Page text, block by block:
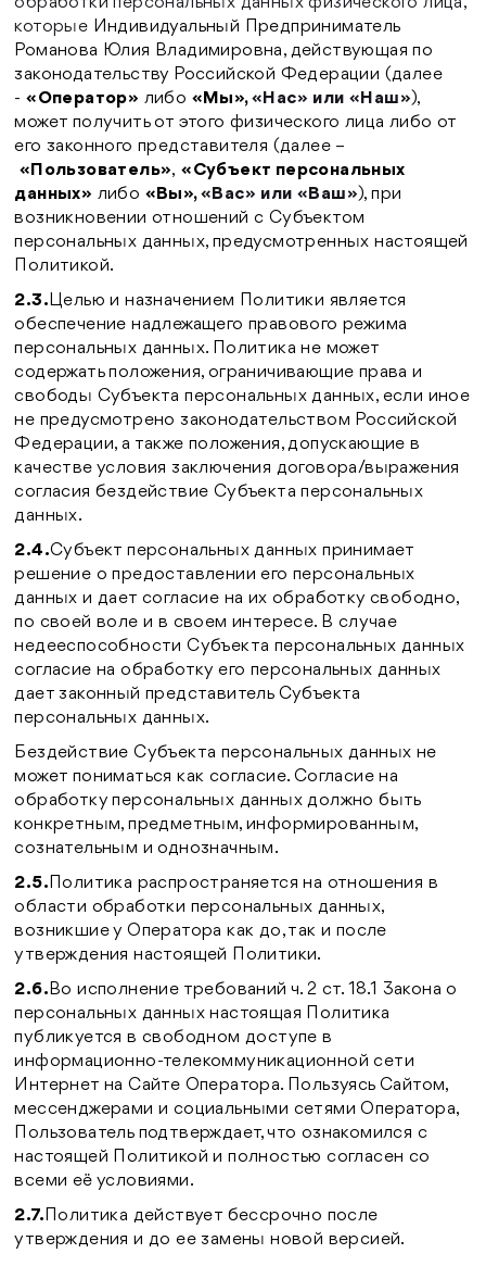
которые Индивидуальный Предприниматель
Романова Юлия Владимировна, действующая по
законодательству Российской Федерации (далее
-«Оператор» либо «Мы»,«Нас» или «Наш»),
может получить от этого физического лица либо от
его законного представителя (далее –
«Пользователь»,«Субъект персональных
данных» либо «Вы»,«Вас» или «Ваш»), при
возникновении отношений с Субъектом
персональных данных, предусмотренных настоящей
Политикой.
2.3. Целью и назначением Политики является
обеспечение надлежащего правового режима
персональных данных. Политика не может
содержать положения, ограничивающие права и
свободы Субъекта персональных данных, если иное
не предусмотрено законодательством Российской
Федерации, а также положения, допускающие в
качестве условия заключения договора/выражения
согласия бездействие Субъекта персональных
данных.
2.4.Субъект персональных данных принимает
решение о предоставлении его персональных
данных и дает согласие на их обработку свободно,
по своей воле и в своем интересе. В случае
недееспособности Субъекта персональных данных
согласие на обработку его персональных данных
дает законный представитель Субъекта
персональных данных.
Бездействие Субъекта персональных данных не
может пониматься как согласие. Согласие на
обработку персональных данных должно быть
конкретным, предметным, информированным,
сознательным и однозначным.
2.5. Политика распространяется на отношения в
области обработки персональных данных,
возникшие у Оператора как до, так и после
утверждения настоящей Политики.
2.6. Во исполнение требований ч. 2 ст. 18.1 Закона о
персональных данных настоящая Политика
публикуется в свободном доступе в
информационно-телекоммуникационной сети
Интернет на Сайте Оператора. Пользуясь Сайтом,
мессенджерами и социальными сетями Оператора,
Пользователь подтверждает, что ознакомился с
настоящей Политикой и полностью согласен со
всеми её условиями.
2.7. Политика действует бессрочно после
утверждения и до ее замены новой версией.